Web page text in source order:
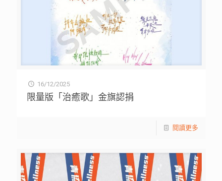
16/12/2025
限量版「治癒歌」金旗認捐
閱讀更多